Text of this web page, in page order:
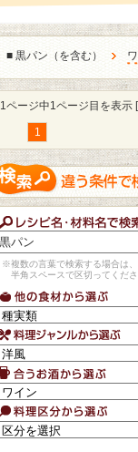
■ 黒パン（を含む）
1ページ中1ページ目を表示
1
※複数の言葉で検索する場合は、
半角スペースで区切ってくださ